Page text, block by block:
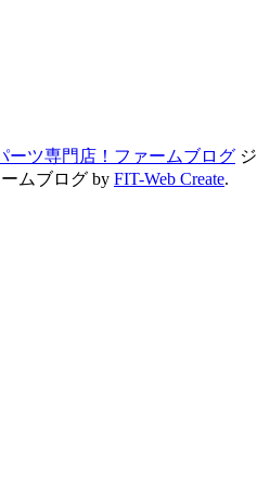
ーツ専門店！ファームブログ ジ
ムブログ by FIT-Web Create.